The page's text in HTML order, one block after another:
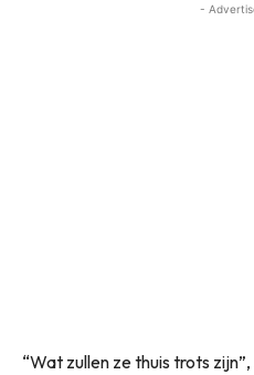
-
“Wat zullen ze thuis trots